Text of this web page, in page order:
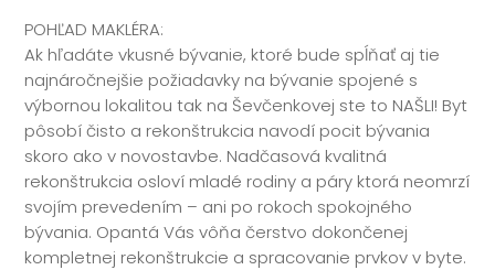
POHĽAD MAKLÉRA:
Ak hľadáte vkusné bývanie, ktoré bude spĺňať aj tie
najnáročnejšie požiadavky na bývanie spojené s
výbornou lokalitou tak na Ševčenkovej ste to NAŠLI! Byt
pôsobí čisto a rekonštrukcia navodí pocit bývania
skoro ako v novostavbe. Nadčasová kvalitná
rekonštrukcia osloví mladé rodiny a páry ktorá neomrzí
svojím prevedením – ani po rokoch spokojného
bývania. Opantá Vás vôňa čerstvo dokončenej
kompletnej rekonštrukcie a spracovanie prvkov v byte.